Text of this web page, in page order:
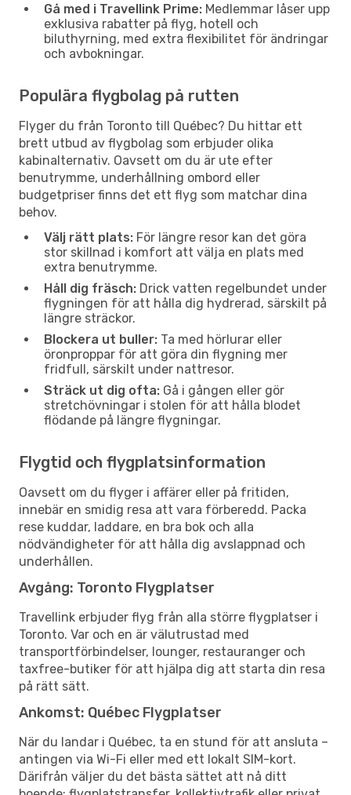
Gå med i Travellink Prime: Medlemmar låser upp
exklusiva rabatter på flyg, hotell och
biluthyrning, med extra flexibilitet för ändringar
och avbokningar.
Populära flygbolag på rutten
Flyger du från Toronto till Québec? Du hittar ett
brett utbud av flygbolag som erbjuder olika
kabinalternativ. Oavsett om du är ute efter
benutrymme, underhållning ombord eller
budgetpriser finns det ett flyg som matchar dina
behov.
Välj rätt plats: För längre resor kan det göra
stor skillnad i komfort att välja en plats med
extra benutrymme.
Håll dig fräsch: Drick vatten regelbundet under
flygningen för att hålla dig hydrerad, särskilt på
längre sträckor.
Blockera ut buller: Ta med hörlurar eller
öronproppar för att göra din flygning mer
fridfull, särskilt under nattresor.
Sträck ut dig ofta: Gå i gången eller gör
stretchövningar i stolen för att hålla blodet
flödande på längre flygningar.
Flygtid och flygplatsinformation
Oavsett om du flyger i affärer eller på fritiden,
innebär en smidig resa att vara förberedd. Packa
rese kuddar, laddare, en bra bok och alla
nödvändigheter för att hålla dig avslappnad och
underhållen.
Avgång: Toronto Flygplatser
Travellink erbjuder flyg från alla större flygplatser i
Toronto. Var och en är välutrustad med
transportförbindelser, lounger, restauranger och
taxfree-butiker för att hjälpa dig att starta din resa
på rätt sätt.
Ankomst: Québec Flygplatser
När du landar i Québec, ta en stund för att ansluta –
antingen via Wi-Fi eller med ett lokalt SIM-kort.
Därifrån väljer du det bästa sättet att nå ditt